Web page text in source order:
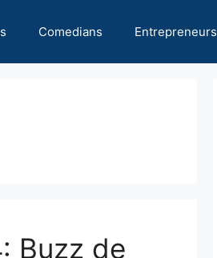
Comedians Entrepreneurs
Buzz de